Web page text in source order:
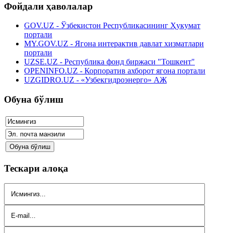
Фойдали ҳаволалар
GOV.UZ - Ўзбекистон Республикасининг Ҳукумат
портали
MY.GOV.UZ - Ягона интерактив давлат хизматлари
портали
UZSE.UZ - Республика фонд биржаси "Тошкент"
OPENINFO.UZ - Корпоратив ахборот ягона портали
UZGIDRO.UZ - «Узбекгидроэнерго» АЖ
Обуна бўлиш
Тескари алоқа